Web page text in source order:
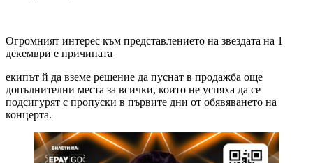
Огромният интерес към представлението на звездата на 1
декември е причината
екипът й да вземе решение да пуснат в продажба още
допълнителни места за всички, които не успяха да се
подсигурят с пропуски в първите дни от обявяването на
концерта.